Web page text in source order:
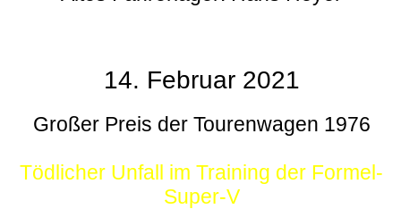
14. Februar 2021
Großer Preis der Tourenwagen 1976
Tödlicher Unfall im Training der Formel-
Super-V